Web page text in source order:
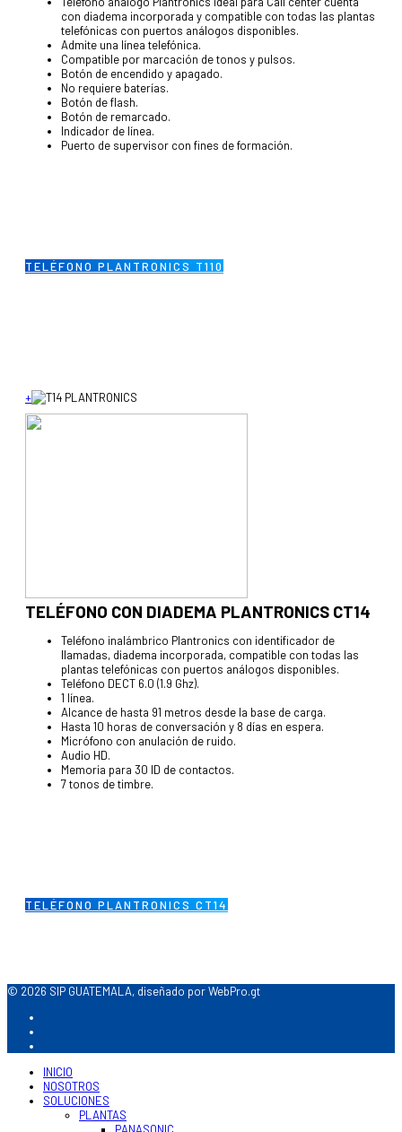
con diadema incorporada y compatible con todas las plantas
telefónicas con puertos análogos disponibles.
Admite una línea telefónica.
Compatible por marcación de tonos y pulsos.
Botón de encendido y apagado.
No requiere baterías.
Botón de flash.
Botón de remarcado.
Indicador de línea.
Puerto de supervisor con fines de formación.
TELÉFONO PLANTRONICS T110
+
TELÉFONO CON DIADEMA PLANTRONICS CT14
Teléfono inalámbrico Plantronics con identificador de
llamadas, diadema incorporada, compatible con todas las
plantas telefónicas con puertos análogos disponibles.
Teléfono DECT 6.0 (1.9 Ghz).
1 línea.
Alcance de hasta 91 metros desde la base de carga.
Hasta 10 horas de conversación y 8 días en espera.
Micrófono con anulación de ruido.
Audio HD.
Memoria para 30 ID de contactos.
7 tonos de timbre.
TELÉFONO PLANTRONICS CT14
© 2026 SIP GUATEMALA, diseñado por WebPro.gt
INICIO
NOSOTROS
SOLUCIONES
PLANTAS